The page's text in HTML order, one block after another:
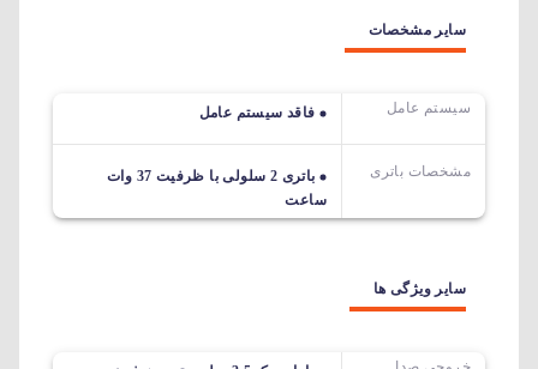
سایر مشخصات
سیستم عامل فاقد سیستم عامل
مشخصات باتری
باتری 2 سلولی با ظرفیت 37 وات
ساعت
سایر ویژگی ها